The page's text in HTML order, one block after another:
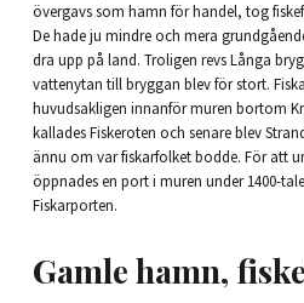
övergavs som hamn för handel, tog
De hade ju mindre och mera
dra upp på land. Troligen revs Långa
vattenytan till bryggan blev för stort.
huvudsakligen innanför muren bortom
kallades Fiskeroten och senare blev
ännu om var fiskarfolket bodde. För att
öppnades en port i muren under 1400-
Fiskarporten.
Gamle hamn,